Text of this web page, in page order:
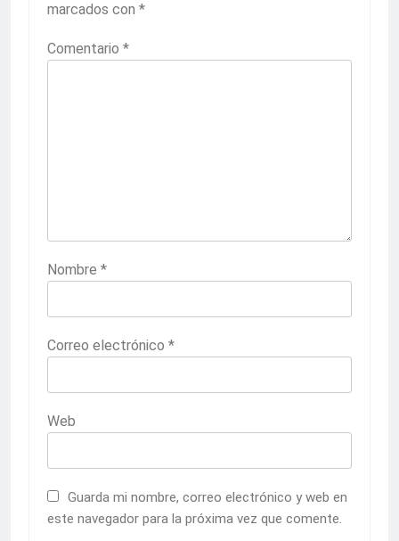
marcados con *
Comentario *
Nombre *
Correo electrónico *
Web
Guarda mi nombre, correo electrónico y web en
este navegador para la próxima vez que comente.